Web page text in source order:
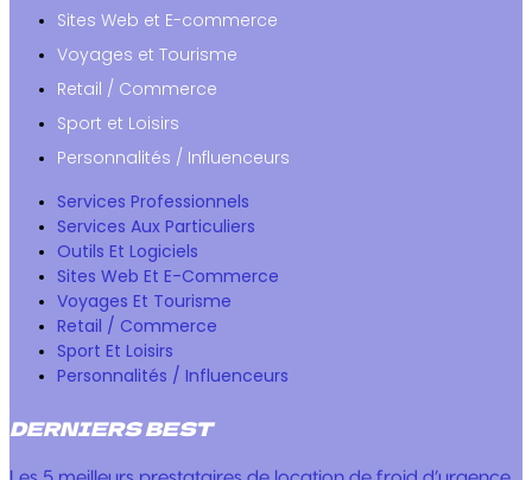
Sites Web et E-commerce
Voyages et Tourisme
Retail / Commerce
Sport et Loisirs
Personnalités / Influenceurs
Services Professionnels
Services Aux Particuliers
Outils Et Logiciels
Sites Web Et E-Commerce
Voyages Et Tourisme
Retail / Commerce
Sport Et Loisirs
Personnalités / Influenceurs
DERNIERS BEST